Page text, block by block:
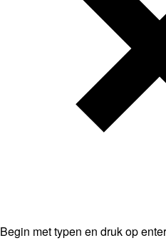
Begin met typen en druk op